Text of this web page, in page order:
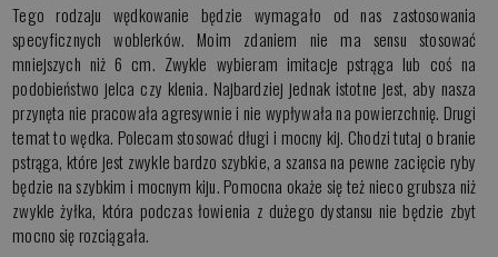
Tego rodzaju wędkowanie będzie wymagało od nas zastosowania
specyficznych woblerków. Moim zdaniem nie ma sensu stosować
mniejszych niż 6 cm. Zwykle wybieram imitacje pstrąga lub coś na
podobieństwo jelca czy klenia. Najbardziej jednak istotne jest, aby nasza
przynęta nie pracowała agresywnie i nie wypływała na powierzchnię. Drugi
temat to wędka. Polecam stosować długi i mocny kij. Chodzi tutaj o branie
pstrąga, które jest zwykle bardzo szybkie, a szansa na pewne zacięcie ryby
będzie na szybkim i mocnym kiju. Pomocna okaże się też nieco grubsza niż
zwykle żyłka, która podczas łowienia z dużego dystansu nie będzie zbyt
mocno się rozciągała.